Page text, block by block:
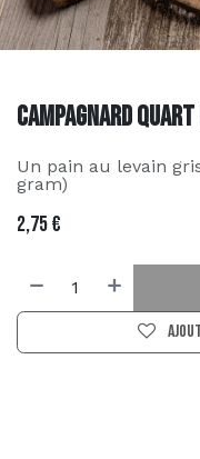
Campagnard
Un pain au levain
gram)
2,75€